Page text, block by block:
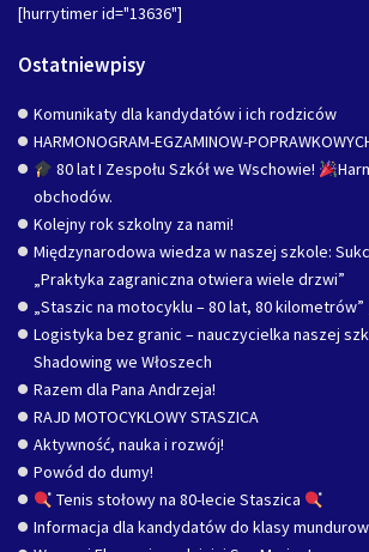
[hurrytimer id="13636"]
Ostatniewpisy
Komunikaty dla kandydatów i ich rodziców
HARMONOGRAM-EGZAMINOW-
80 lat I Zespołu Szkół we Wschowie!
obchodów.
Kolejny rok szkolny za nami!
Międzynarodowa wiedza w naszej szkole:
„Praktyka zagraniczna otwiera wiele drzwi”
„Staszic na motocyklu – 80 lat, 80 kilometrów”
Logistyka bez granic – nauczycielka naszej
Shadowing we Włoszech
Razem dla Pana Andrzeja!
RAJD MOTOCYKLOWY STASZICA
Aktywność, nauka i rozwój!
Powód do dumy!
Tenis stołowy na 80-lecie Staszica
Informacja dla kandydatów do klasy